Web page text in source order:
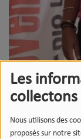
Les
collectons
Nous utilisons des
proposés sur notre